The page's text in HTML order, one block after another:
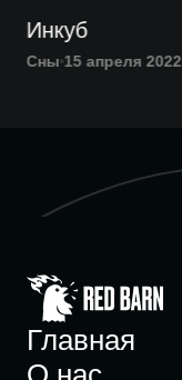
Инкуб
Сны 15 апреля 2022
Главная